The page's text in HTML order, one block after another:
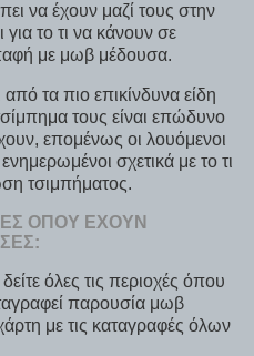
να έχουν μαζί τους στην
το τι να κάνουν σε
με μωβ μέδουσα.
τα πιο επικίνδυνα είδη
τους είναι επώδυνο
επομένως οι λουόμενοι
σχετικά με το τι
τσιμπήματος.
ΌΠΟΥ ΈΧΟΥΝ
όλες τις περιοχές όπου
παρουσία μωβ
με τις καταγραφές όλων